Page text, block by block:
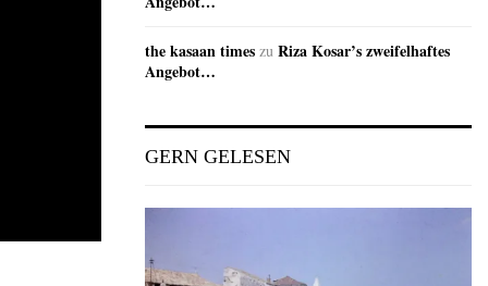
the kasaan times zu Riza Kosar’s zweifelhaftes
Angebot…
GERN GELESEN